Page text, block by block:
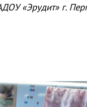
«Эрудит» г.